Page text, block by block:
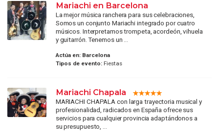
Mariachi en Barcelona
La mejor música ranchera para sus celebraciones,
Somos un conjunto Mariachi integrado por cuatro
músicos. Interpretamos trompeta, acordeón, vihuela
y guitarrón. Tenemos un ...
Actúa en: Barcelona
Tipos de evento:Fiestas
Mariachi Chapala
MARIACHI CHAPALA con larga trayectoria musical y
profesionalidad, radicados en España ofrece sus
servicios para cualquier provincia adaptándonos a
su presupuesto, ...